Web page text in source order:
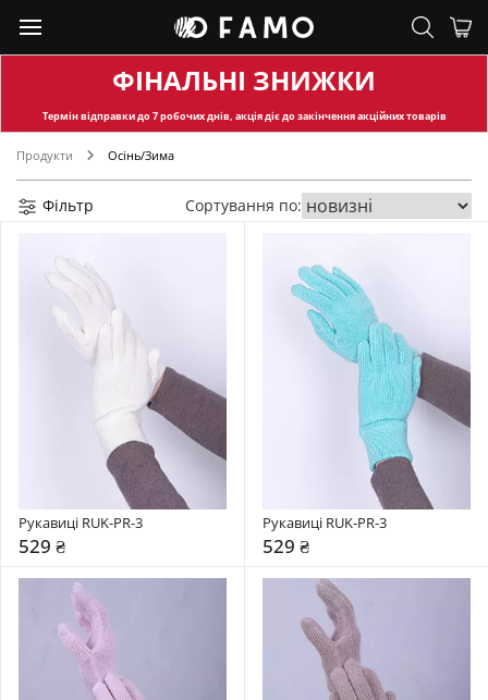
ФІНАЛЬНІ ЗНИЖКИ
Термін відправкидо 7 робочих днів, акція діє до закінчення акційних товарів
Продукти Осінь/Зима
Фільтр Сортування по:
Рукавиці RUK-PR-3
529 ₴
Рукавиці RUK-PR-3
529 ₴